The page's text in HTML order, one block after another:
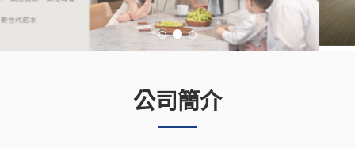
公司簡介